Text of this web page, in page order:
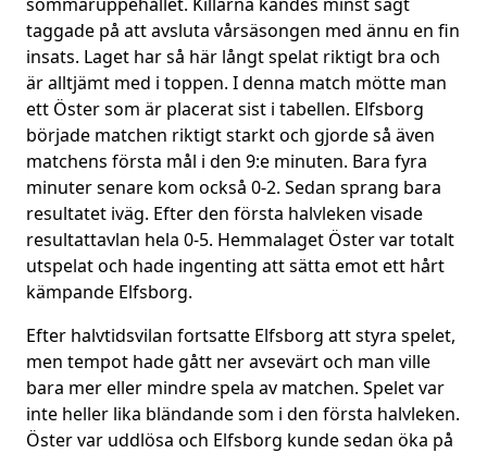
taggade på att avsluta vårsäsongen med ännu en fin
insats. Laget har så här långt spelat riktigt bra och
är alltjämt med i toppen. I denna match mötte man
ett Öster som är placerat sist i tabellen. Elfsborg
började matchen riktigt starkt och gjorde så även
matchens första mål i den 9:e minuten. Bara fyra
minuter senare kom också 0-2. Sedan sprang bara
resultatet iväg. Efter den första halvleken visade
resultattavlan hela 0-5. Hemmalaget Öster var totalt
utspelat och hade ingenting att sätta emot ett hårt
kämpande Elfsborg.
Efter halvtidsvilan fortsatte Elfsborg att styra spelet,
men tempot hade gått ner avsevärt och man ville
bara mer eller mindre spela av matchen. Spelet var
inte heller lika bländande som i den första halvleken.
Öster var uddlösa och Elfsborg kunde sedan öka på